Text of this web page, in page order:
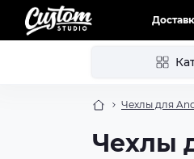
Чехлы для
Чехлы